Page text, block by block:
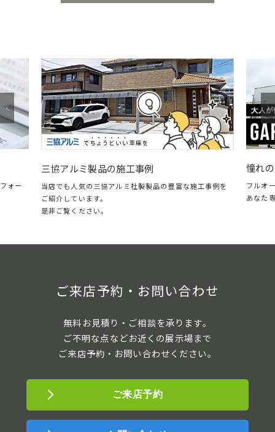
ミ社製製品の豊富な施工事例を
憧れのガレージ・LIXILスタイル
フルオープン＆クローズに対応した、自分
ご来店予約・お問い合わせ
無料お見積り・ご相談を承ります。
ご不明な点などお近くの展示場まで
ご来店予約・お問い合わせください。
ご来店予約